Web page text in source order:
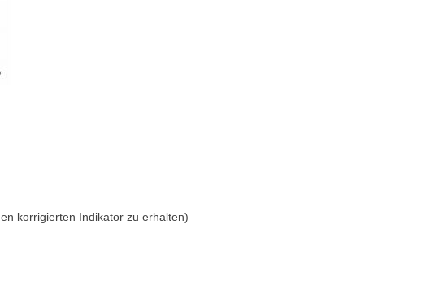
korrigierten Indikator zu erhalten)